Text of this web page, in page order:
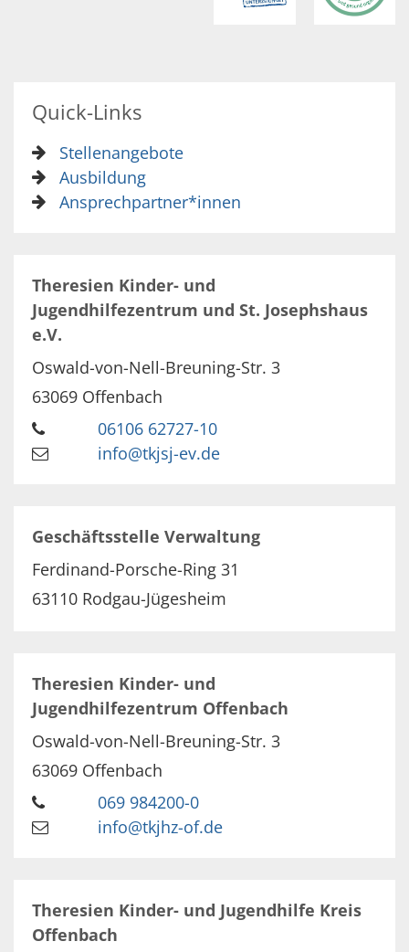
Quick-Links
Stellenangebote
Ausbildung
Ansprechpartner*innen
Theresien Kinder- und
Jugendhilfezentrum und St. Josephshaus
e.V.
Oswald-von-Nell-Breuning-Str. 3
63069 Offenbach
06106 62727-10
info@tkjsj-ev.de
Geschäftsstelle Verwaltung
Ferdinand-Porsche-Ring 31
63110 Rodgau-Jügesheim
Theresien Kinder- und
Jugendhilfezentrum Offenbach
Oswald-von-Nell-Breuning-Str. 3
63069 Offenbach
069 984200-0
info@tkjhz-of.de
Theresien Kinder- und Jugendhilfe Kreis
Offenbach